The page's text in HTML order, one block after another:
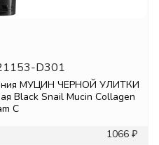
D301
МУЦИН ЧЕРНОЙ УЛИТКИ
Black Snail Mucin Collagen
C
1066 ₽